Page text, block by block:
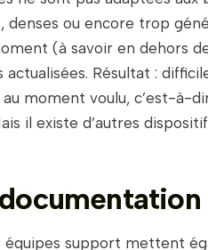
denses ou encore trop
(à savoir en dehors
actualisées. Résultat :
au moment voulu, c’est-à-
il existe d’autres
équipes support mettent